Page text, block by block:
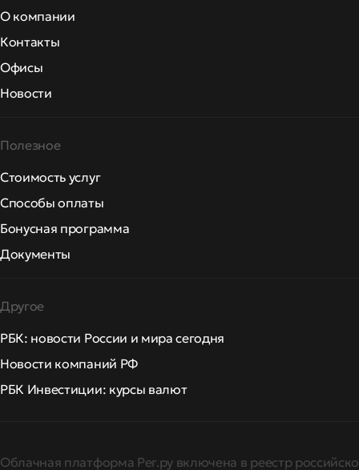
О компании
Контакты
Офисы
Новости
Полезное
Стоимость услуг
Способы оплаты
Бонусная программа
Документы
Другое
РБК: новости России и мира сегодня
Новости компаний РФ
РБК Инвестиции: курсы валют
Облачная платформа Рег.ру включена в реестр